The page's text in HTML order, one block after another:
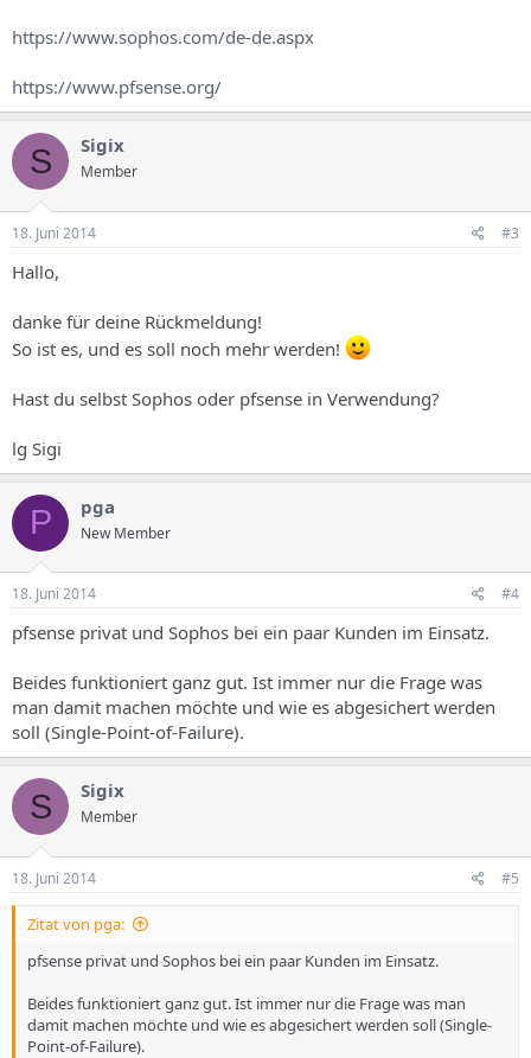
https://www.sophos.com/de-de.aspx
https://www.pfsense.org/
S Sigix
Member
18. Juni 2014 #3
Hallo,
danke für deine Rückmeldung!
So ist es, und es soll noch mehr werden!
Hast du selbst Sophos oder pfsense in Verwendung?
lg Sigi
P pga
New Member
18. Juni 2014 #4
pfsense privat und Sophos bei ein paar Kunden im Einsatz.
Beides funktioniert ganz gut. Ist immer nur die Frage was
man damit machen möchte und wie es abgesichert werden
soll (Single-Point-of-Failure).
S Sigix
Member
18. Juni 2014 #5
Zitat von pga:
pfsense privat und Sophos bei ein paar Kunden im Einsatz.
Beides funktioniert ganz gut. Ist immer nur die Frage was man
damit machen möchte und wie es abgesichert werden soll (Single-
Point-of-Failure).